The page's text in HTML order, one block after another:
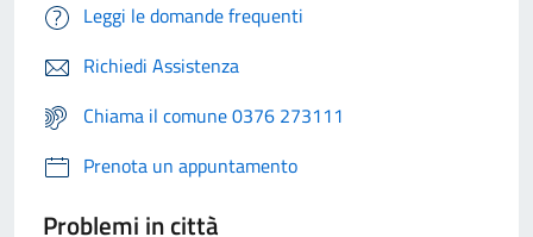
Leggi le domande frequenti
Richiedi Assistenza
Chiama il comune 0376 273111
Prenota un appuntamento
Problemi in città